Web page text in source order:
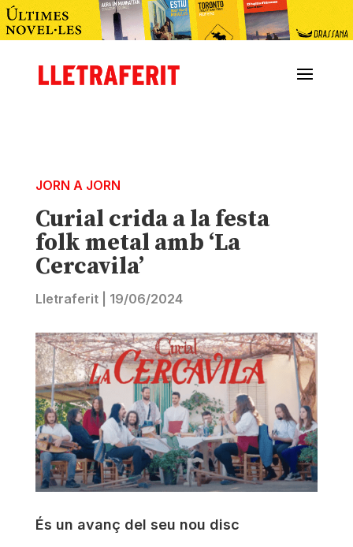
JORN A JORN
Curial crida a la festa
folk metal amb ‘La
Cercavila’
Lletraferit| 19/06/2024
És un avanç del seu nou disc